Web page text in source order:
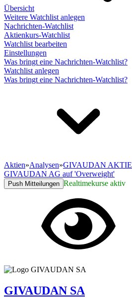
Übersicht
Weitere Watchlist anlegen
Nachrichten-Watchlist
Aktienkurs-Watchlist
Watchlist bearbeiten
Einstellungen
Was bringt eine Nachrichten-Watchlist?
Watchlist anlegen
Was bringt eine Nachrichten-Watchlist?
Aktien»Analysen»GIVAUDAN AKTIE
GIVAUDAN AG auf 'Overweight'
Push Mitteilungen Realtimekurse aktiv
GIVAUDAN SA